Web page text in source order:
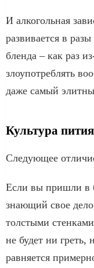
И алкогольная
развивается в
бленда – как раз
злоупотреблять
даже самый
Культура пития
Следующее
Если вы пришли в
знающий свое
толстыми
не будет ни
равняется